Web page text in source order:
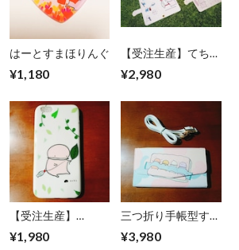
はーとすまほりんぐ
¥1,180
【受注生産】てちょ
¥2,980
【受注生産】
す
¥1,980
三つ折り手帳型すま
¥3,980